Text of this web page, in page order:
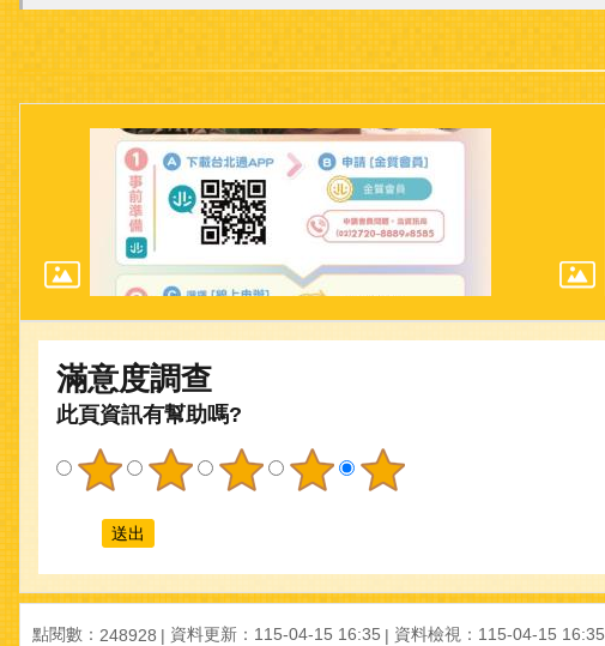
滿意度調查
此頁資訊有幫助嗎?
點閱數： 248928 資料更新：115-04-15 16:35 資料檢視：115-04-15 16:35